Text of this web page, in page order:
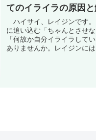
てのイライラの原因
ハイサイ、レイジンです
に追い込む「ちゃんとさせ
「何故か自分イライラして
ありませんか。レイジンに